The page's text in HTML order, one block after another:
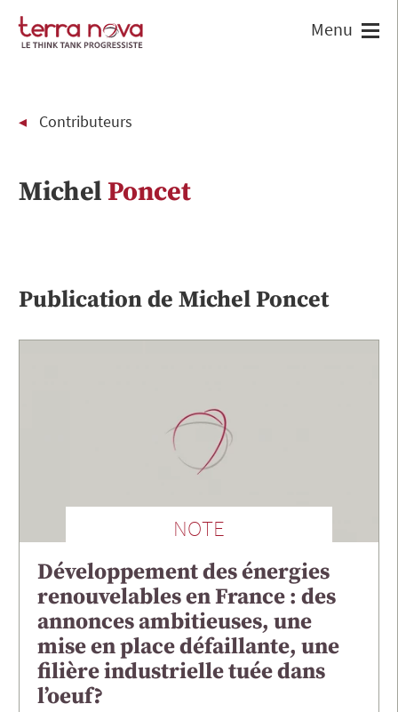
Contributeurs
Michel Poncet
Publication de MichelPoncet
NOTE
Développement des énergies
renouvelables en France : des
annonces ambitieuses, une
mise en place défaillante, une
filière industrielle tuée dans
l’oeuf?